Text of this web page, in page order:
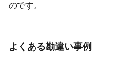
のです。
よくある勘違い事例